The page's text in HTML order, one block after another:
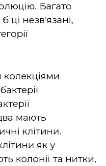
Багато
ці незв'язані,
мають
клітини.
як у
колонії та нитки,